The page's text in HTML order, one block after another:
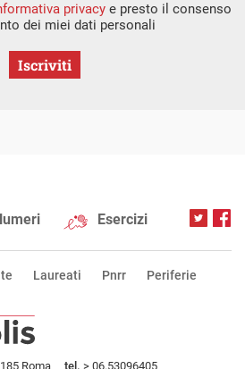
privacy e presto il consenso
dei miei dati personali
Iscriviti
Esercizi
Laureati Pnrr Periferie
Roma tel. > 06.53096405